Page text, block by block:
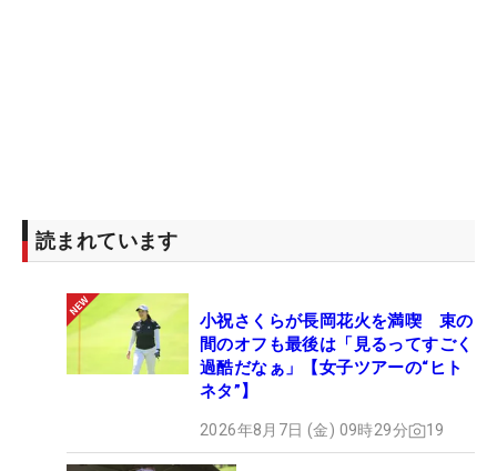
読まれています
小祝さくらが長岡花火を満喫 束の
間のオフも最後は「見るってすごく
過酷だなぁ」【女子ツアーの“ヒト
ネタ”】
2026年8月7日 (金) 09時29分 19